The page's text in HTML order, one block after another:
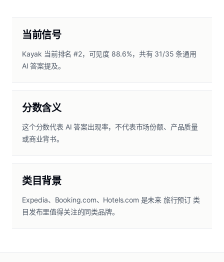
当前信号
Kayak 当前排名 #2，可见度 88.6%，共有 31/35 条通用
AI 答案提及。
分数含义
这个分数代表 AI 答案出现率，不代表市场份额、产品质量
或商业背书。
类目背景
Expedia、Booking.com、Hotels.com 是未来 旅行预订 类
目发布里值得关注的同类品牌。